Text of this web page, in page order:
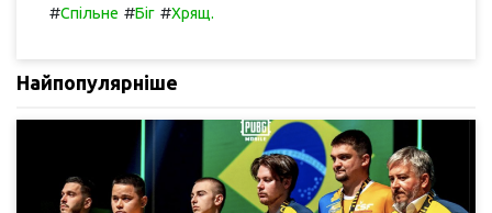
#Спільне #Біг #Хрящ.
Найпопулярніше